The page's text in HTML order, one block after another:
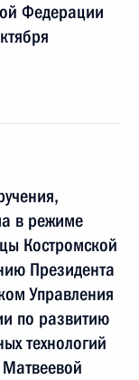
Федерации
в режиме
Костромской
Президента
Управления
по развитию
технологий
Матвеевой